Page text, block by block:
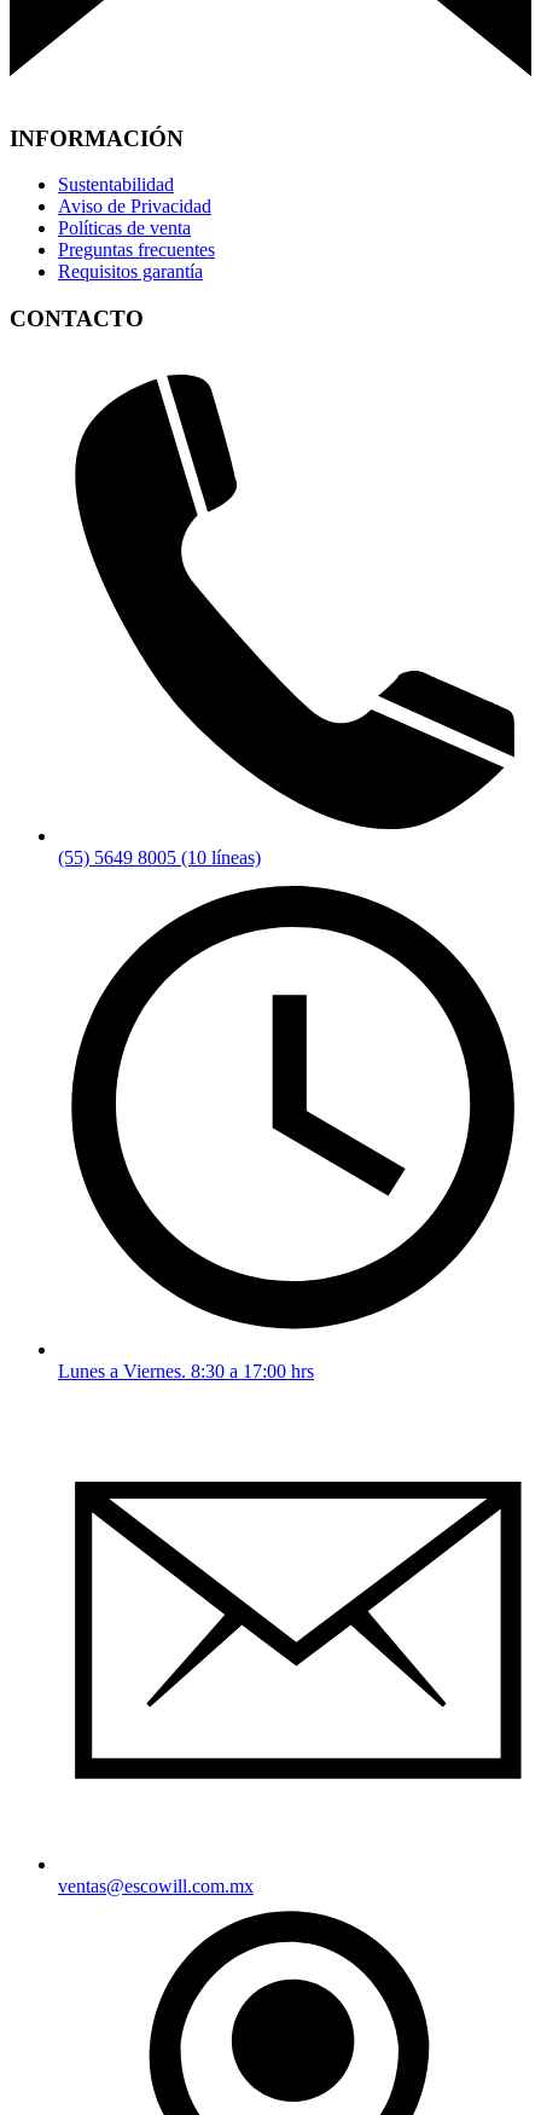
INFORMACIÓN
Sustentabilidad
Aviso de Privacidad
Políticas de venta
Preguntas frecuentes
Requisitos garantía
CONTACTO
(55) 5649 8005 (10 líneas)
Lunes a Viernes. 8:30 a 17:00 hrs
ventas@escowill.com.mx